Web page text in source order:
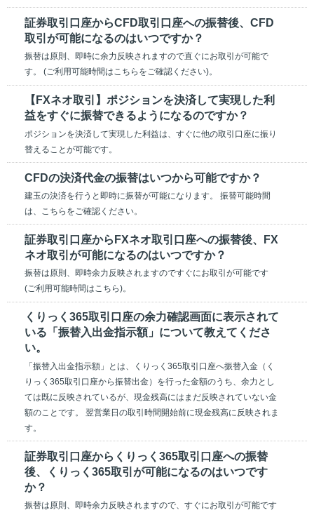
証券取引口座からCFD取引口座への振替後、CFD
取引が可能になるのはいつですか？
振替は原則、即時に余力反映されますので直ぐにお取引が可能で
す。 (ご利用可能時間はこちらをご確認ください)。
【FXネオ取引】ポジションを決済して実現した利
益をすぐに振替できるようになるのですか？
ポジションを決済して実現した利益は、すぐに他の取引口座に振り
替えることが可能です。
CFDの決済代金の振替はいつから可能ですか？
建玉の決済を行うと即時に振替が可能になります。 振替可能時間
は、こちらをご確認ください。
証券取引口座からFXネオ取引口座への振替後、FX
ネオ取引が可能になるのはいつですか？
振替は原則、即時余力反映されますのですぐにお取引が可能です
(ご利用可能時間はこちら)。
くりっく365取引口座の余力確認画面に表示されて
いる「振替入出金指示額」について教えてくださ
い。
「振替入出金指示額」とは、くりっく365取引口座へ振替入金（く
りっく365取引口座から振替出金）を行った金額のうち、余力とし
ては既に反映されているが、現金残高にはまだ反映されていない金
額のことです。 翌営業日の取引時間開始前に現金残高に反映されま
す。
証券取引口座からくりっく365取引口座への振替
後、くりっく365取引が可能になるのはいつです
か？
振替は原則、即時余力反映されますので、すぐにお取引が可能です